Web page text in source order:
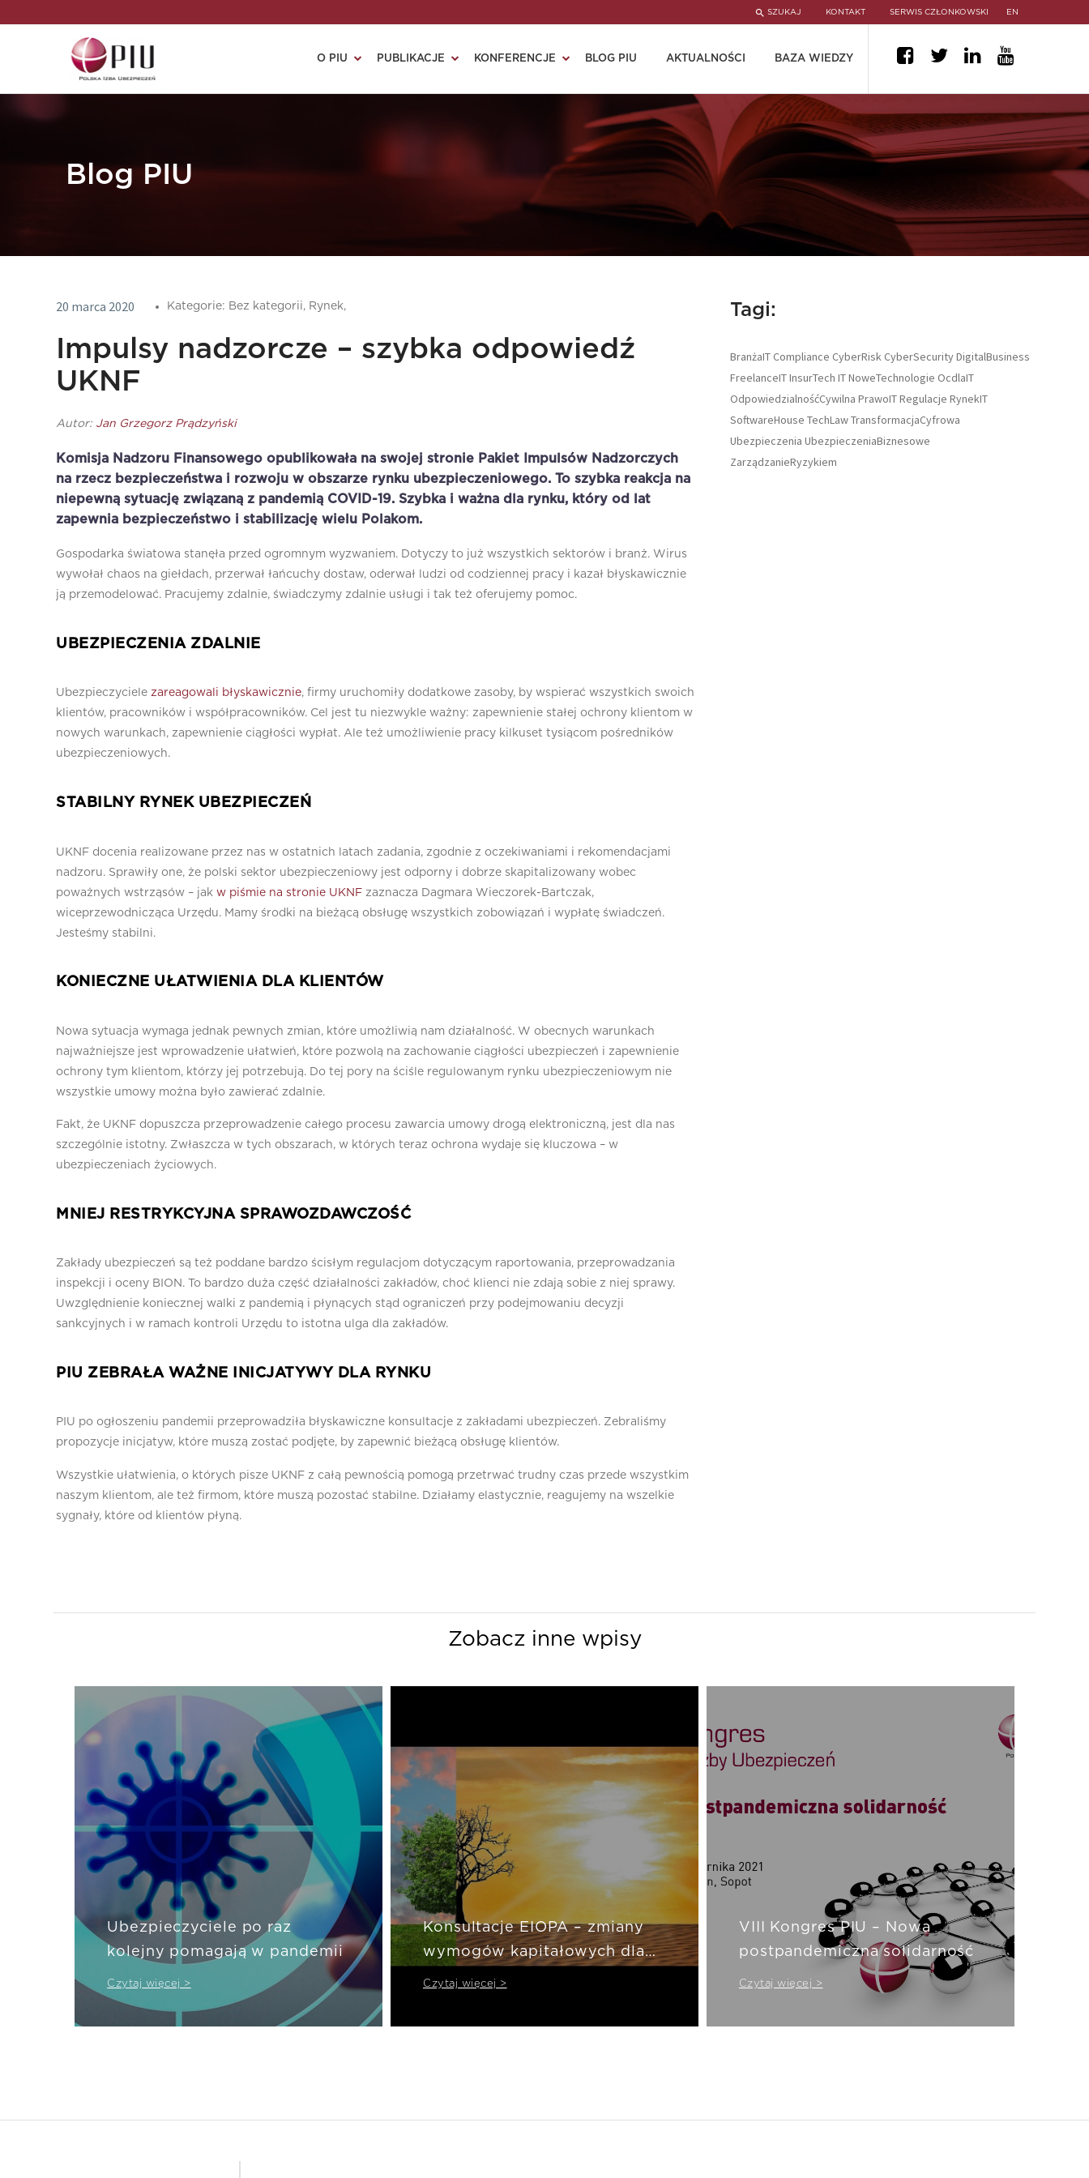
SZUKAJ KONTAKT SERWIS CZŁONKOWSKI EN
O PIU PUBLIKACJE KONFERENCJE BLOG PIU AKTUALNOŚCI BAZA WIEDZY
Blog PIU
20 marca 2020 Kategorie: Bez kategorii, Rynek,
Impulsy nadzorcze – szybka odpowiedź
UKNF
Autor: Jan Grzegorz Prądzyński
Komisja Nadzoru Finansowego opublikowała na swojej stronie Pakiet Impulsów Nadzorczych
na rzecz bezpieczeństwa i rozwoju w obszarze rynku ubezpieczeniowego. To szybka reakcja na
niepewną sytuację związaną z pandemią COVID-19. Szybka i ważna dla rynku, który od lat
zapewnia bezpieczeństwo i stabilizację wielu Polakom.
Gospodarka światowa stanęła przed ogromnym wyzwaniem. Dotyczy to już wszystkich sektorów i branż. Wirus
wywołał chaos na giełdach, przerwał łańcuchy dostaw, oderwał ludzi od codziennej pracy i kazał błyskawicznie
ją przemodelować. Pracujemy zdalnie, świadczymy zdalnie usługi i tak też oferujemy pomoc.
UBEZPIECZENIA ZDALNIE
Ubezpieczyciele zareagowali błyskawicznie, firmy uruchomiły dodatkowe zasoby, by wspierać wszystkich swoich
klientów, pracowników i współpracowników. Cel jest tu niezwykle ważny: zapewnienie stałej ochrony klientom w
nowych warunkach, zapewnienie ciągłości wypłat. Ale też umożliwienie pracy kilkuset tysiącom pośredników
ubezpieczeniowych.
STABILNY RYNEK UBEZPIECZEŃ
UKNF docenia realizowane przez nas w ostatnich latach zadania, zgodnie z oczekiwaniami i rekomendacjami
nadzoru. Sprawiły one, że polski sektor ubezpieczeniowy jest odporny i dobrze skapitalizowany wobec
poważnych wstrząsów – jak w piśmie na stronie UKNF zaznacza Dagmara Wieczorek-Bartczak,
wiceprzewodnicząca Urzędu. Mamy środki na bieżącą obsługę wszystkich zobowiązań i wypłatę świadczeń.
Jesteśmy stabilni.
KONIECZNE UŁATWIENIA DLA KLIENTÓW
Nowa sytuacja wymaga jednak pewnych zmian, które umożliwią nam działalność. W obecnych warunkach
najważniejsze jest wprowadzenie ułatwień, które pozwolą na zachowanie ciągłości ubezpieczeń i zapewnienie
ochrony tym klientom, którzy jej potrzebują. Do tej pory na ściśle regulowanym rynku ubezpieczeniowym nie
wszystkie umowy można było zawierać zdalnie.
Fakt, że UKNF dopuszcza przeprowadzenie całego procesu zawarcia umowy drogą elektroniczną, jest dla nas
szczególnie istotny. Zwłaszcza w tych obszarach, w których teraz ochrona wydaje się kluczowa – w
ubezpieczeniach życiowych.
MNIEJ RESTRYKCYJNA SPRAWOZDAWCZOŚĆ
Zakłady ubezpieczeń są też poddane bardzo ścisłym regulacjom dotyczącym raportowania, przeprowadzania
inspekcji i oceny BION. To bardzo duża część działalności zakładów, choć klienci nie zdają sobie z niej sprawy.
Uwzględnienie koniecznej walki z pandemią i płynących stąd ograniczeń przy podejmowaniu decyzji
sankcyjnych i w ramach kontroli Urzędu to istotna ulga dla zakładów.
PIU ZEBRAŁA WAŻNE INICJATYWY DLA RYNKU
PIU po ogłoszeniu pandemii przeprowadziła błyskawiczne konsultacje z zakładami ubezpieczeń. Zebraliśmy
propozycje inicjatyw, które muszą zostać podjęte, by zapewnić bieżącą obsługę klientów.
Wszystkie ułatwienia, o których pisze UKNF z całą pewnością pomogą przetrwać trudny czas przede wszystkim
naszym klientom, ale też firmom, które muszą pozostać stabilne. Działamy elastycznie, reagujemy na wszelkie
sygnały, które od klientów płyną.
Tagi:
BranżaIT Compliance CyberRisk CyberSecurityDigitalBusiness
FreelanceITInsurTech ITNoweTechnologie OcdlaIT
OdpowiedzialnośćCywilna PrawoITRegulacje RynekIT
SoftwareHouse TechLawTransformacjaCyfrowa
Ubezpieczenia UbezpieczeniaBiznesowe
ZarządzanieRyzykiem
Zobacz inne wpisy
Ubezpieczyciele po raz
kolejny pomagają w pandemii
Czytaj więcej >
Konsultacje EIOPA – zmiany
wymogów kapitałowych dla
natcat
Czytaj więcej >
VIII Kongres PIU – Nowa
postpandemiczna solidarność
Czytaj więcej >